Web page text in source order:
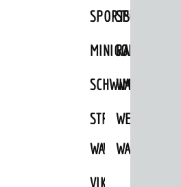
SPORTSTÄTTEN
MINIGOLFRADFAHREN
SCHWIMMEN
STRANDBAD
WAIDSEE
TSG
VIKTOR-
WANDERN
WEINHEIMER